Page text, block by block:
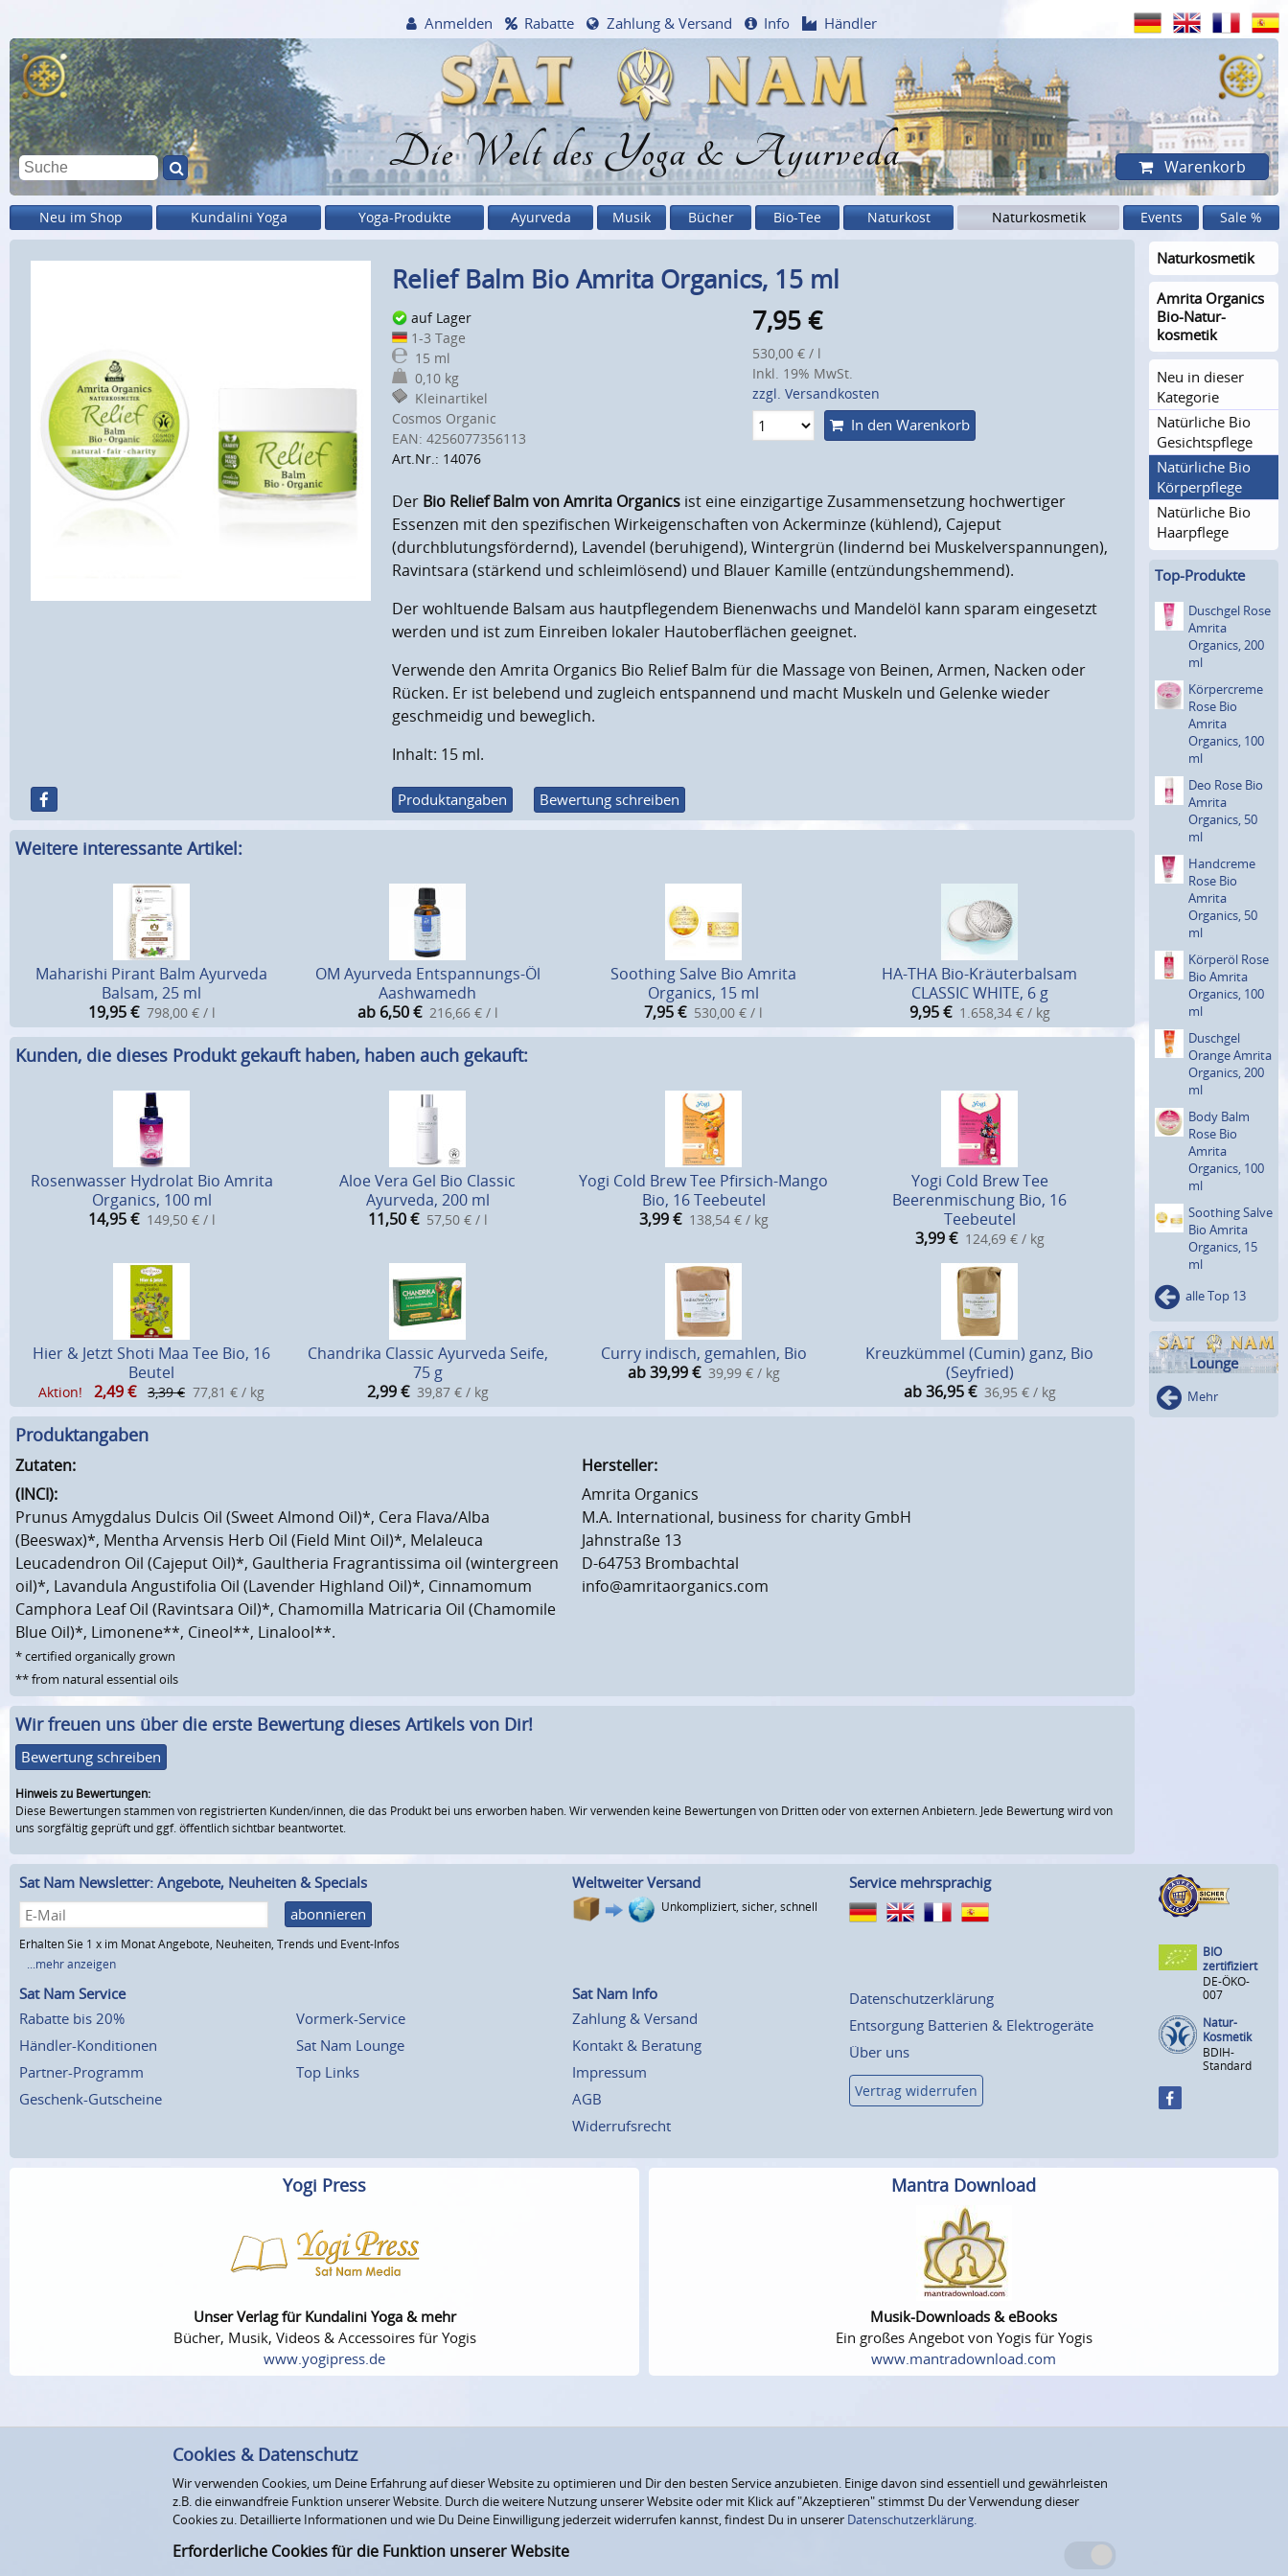
Die Welt des Yoga & Ayurveda
Anmelden Rabatte Zahlung & Versand Info Händler
Warenkorb
Neu im Shop Kundalini Yoga Yoga-Produkte Ayurveda Musik Bücher Bio-Tee Naturkost Naturkosmetik Events Sale %
Relief Balm Bio Amrita Organics, 15 ml
auf Lager
1-3 Tage
15 ml
0,10 kg
Kleinartikel
Cosmos Organic
EAN: 4256077356113
Art.Nr.: 14076
7,95€
530,00 € / l
Inkl. 19% MwSt.
zzgl. Versandkosten
In den Warenkorb
Der Bio Relief Balm von Amrita Organicsist eine einzigartige Zusammensetzung hochwertiger
Essenzen mit den spezifischen Wirkeigenschaften von Ackerminze (kühlend), Cajeput
(durchblutungsfördernd), Lavendel (beruhigend), Wintergrün (lindernd bei Muskelverspannungen),
Ravintsara (stärkend und schleimlösend) und Blauer Kamille (entzündungshemmend).
Der wohltuende Balsam aus hautpflegendem Bienenwachs und Mandelöl kann sparam eingesetzt
werden und ist zum Einreiben lokaler Hautoberflächen geeignet.
Verwende den Amrita Organics Bio Relief Balm für die Massage von Beinen, Armen, Nacken oder
Rücken. Er ist belebend und zugleich entspannend und macht Muskeln und Gelenke wieder
geschmeidig und beweglich.
Inhalt: 15 ml.
Produktangaben Bewertung schreiben
Weitere interessante Artikel:
Maharishi Pirant Balm Ayurveda
Balsam, 25 ml
19,95 € 798,00 € / l
OM Ayurveda Entspannungs-Öl
Aashwamedh
ab 6,50 € 216,66 € / l
Soothing Salve Bio Amrita
Organics, 15 ml
7,95€ 530,00 € / l
HA-THA Bio-Kräuterbalsam
CLASSIC WHITE, 6 g
9,95 € 1.658,34 € / kg
Kunden, die dieses Produkt gekauft haben, haben auch gekauft:
Rosenwasser Hydrolat Bio Amrita
Organics, 100 ml
14,95 € 149,50 € / l
Aloe Vera Gel Bio Classic
Ayurveda, 200 ml
11,50 € 57,50 € / l
Yogi Cold Brew Tee Pfirsich-Mango
Bio, 16 Teebeutel
3,99 € 138,54 € / kg
Yogi Cold Brew Tee
Beerenmischung Bio, 16
Teebeutel
3,99 € 124,69 € / kg
Hier & Jetzt Shoti Maa Tee Bio, 16
Beutel
Aktion! 2,49€ 3,39 € 77,81 € / kg
Chandrika Classic Ayurveda Seife,
75 g
2,99 € 39,87 € / kg
Curry indisch, gemahlen, Bio
ab 39,99 € 39,99 € / kg
Kreuzkümmel (Cumin) ganz, Bio
(Seyfried)
ab 36,95 € 36,95 € / kg
Produktangaben
Zutaten:
(INCI):
Prunus Amygdalus Dulcis Oil (Sweet Almond Oil)*, Cera Flava/Alba
(Beeswax)*, Mentha Arvensis Herb Oil (Field Mint Oil)*, Melaleuca
Leucadendron Oil (Cajeput Oil)*, Gaultheria Fragrantissima oil (wintergreen
oil)*, Lavandula Angustifolia Oil (Lavender Highland Oil)*, Cinnamomum
Camphora Leaf Oil (Ravintsara Oil)*, Chamomilla Matricaria Oil (Chamomile
Blue Oil)*, Limonene**, Cineol**, Linalool**.
* certified organically grown
** from natural essential oils
Hersteller:
Amrita Organics
M.A. International, business for charity GmbH
Jahnstraße 13
D-64753 Brombachtal
info@amritaorganics.com
Wir freuen uns über die erste Bewertung dieses Artikels von Dir!
Bewertung schreiben
Hinweis zu Bewertungen:
Diese Bewertungen stammen von registrierten Kunden/innen, die das Produkt bei uns erworben haben. Wir verwenden keine Bewertungen von Dritten oder von externen Anbietern. Jede Bewertung wird von
uns sorgfältig geprüft und ggf. öffentlich sichtbar beantwortet.
Naturkosme­tik
Amrita Organics
Bio-Natur­
kosmetik
Neu in dieser
Kategorie
Natürliche Bio
Gesichts­pflege
Natürliche Bio
Körperpflege
Natürliche Bio
Haarpflege
Top-Produkte
Duschgel Rose
Amrita
Organics, 200
ml
Körpercre­me
Rose Bio
Amrita
Organics, 100
ml
Deo Rose Bio
Amrita
Organics, 50
ml
Handcreme
Rose Bio
Amrita
Organics, 50
ml
Körperöl Rose
Bio Amrita
Organics, 100
ml
Duschgel
Orange Amrita
Organics, 200
ml
Body Balm
Rose Bio
Amrita
Organics, 100
ml
Soothing Salve
Bio Amrita
Organics, 15
ml
alle Top 13
Lounge
Mehr
Sat Nam Newsletter: Angebote, Neuheiten & Specials
abonnieren
Erhalten Sie 1 x im Monat Angebote, Neuheiten, Trends und Event-Infos
...mehr anzeigen
Weltweiter Versand
Unkompliziert, sicher, schnell
Service mehrsprachig
Sat Nam Service
Rabatte bis 20%
Händler-Konditionen
Partner-Programm
Geschenk-Gutscheine
Vormerk-Service
Sat Nam Lounge
Top Links
Sat Nam Info
Zahlung & Versand
Kontakt & Beratung
Impressum
AGB
Widerrufsrecht
Datenschutzerklärung
Entsorgung Batterien & Elektrogeräte
Über uns
Vertrag widerrufen
BIO
zertifiziert
DE-ÖKO-
007
Natur-
Kosmetik
BDIH-
Standard
Yogi Press
Unser Verlag für Kundalini Yoga & mehr
Bücher, Musik, Videos & Accessoires für Yogis
www.yogipress.de
Mantra Download
Musik-Downloads & eBooks
Ein großes Angebot von Yogis für Yogis
www.mantradownload.com
Cookies & Datenschutz
Wir verwenden Cookies, um Deine Erfahrung auf dieser Website zu optimieren und Dir den besten Service anzubieten. Einige davon sind essentiell und gewährleisten
z.B. die einwandfreie Funktion unserer Website. Durch die weitere Nutzung unserer Website oder mit Klick auf "Akzeptieren" stimmst Du der Verwendung dieser
Cookies zu. Detaillierte Informationen und wie Du Deine Einwilligung jederzeit widerrufen kannst, findest Du in unserer Datenschutzerklärung.
Erforderliche Cookies für die Funktion unserer Website